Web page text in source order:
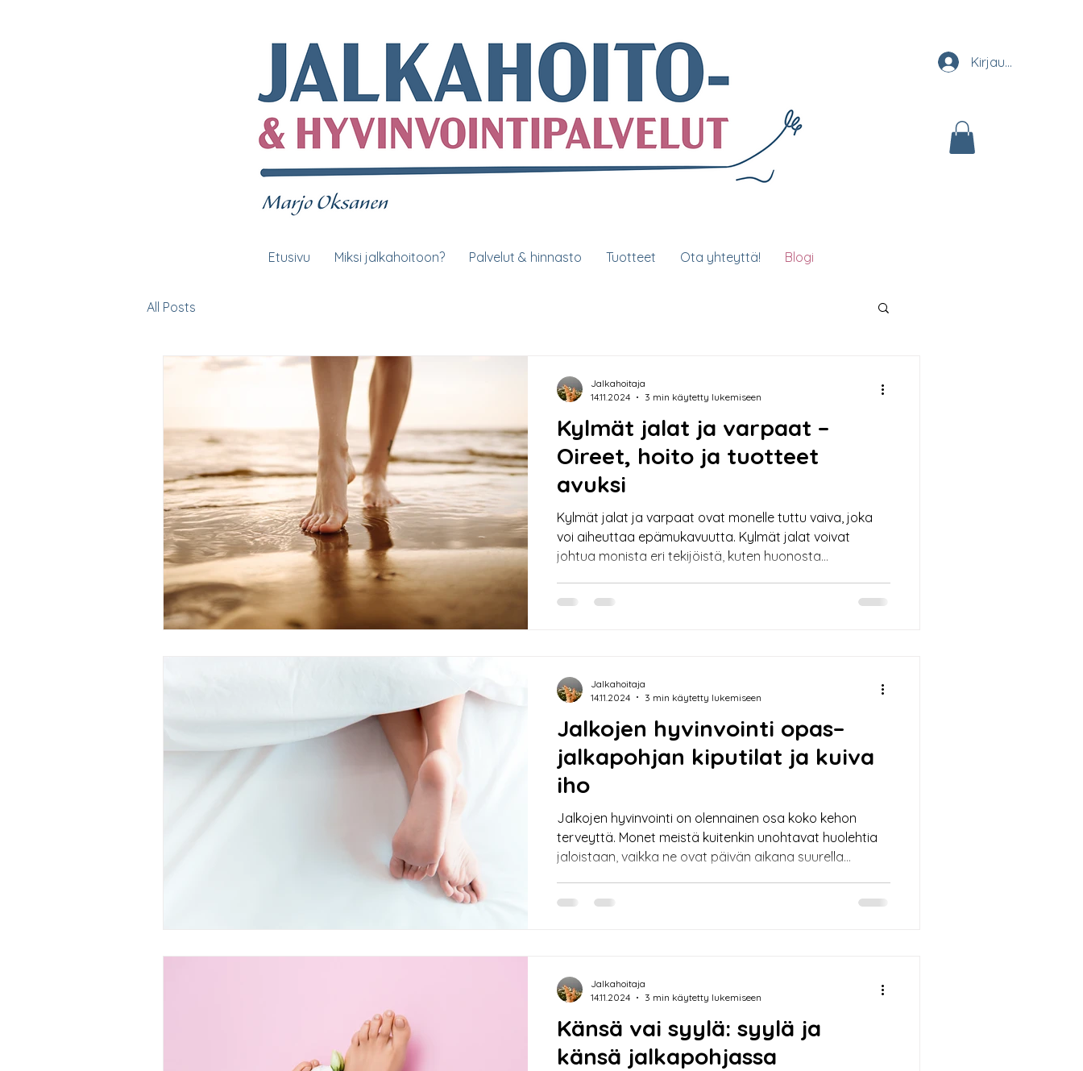
Kirjaudu
Etusivu Miksi jalkahoitoon? Palvelut & hinnasto Tuotteet Ota yhteyttä! Blogi
All Posts
Kylmät jalat ja varpaat –
Oireet, hoito ja tuotteet
avuksi
Kylmät jalat ja varpaat ovat monelle tuttu vaiva, joka
voi aiheuttaa epämukavuutta. Kylmät jalat voivat
johtua monista eri tekijöistä, kuten huonosta
Tässä artikkelissa käsittellään kylmien jalkojen ja
Jalkahoitaja
14.11.2024
3 min käytetty lukemiseen
Jalkojen hyvinvointi opas–
jalkapohjan kiputilat ja kuiva
iho
Jalkojen hyvinvointi on olennainen osa koko kehon
terveyttä. Monet meistä kuitenkin unohtavat huolehtia
jaloistaan, vaikka ne ovat päivän aikana suurella
kantapään kipu ja muut ongelmat voivat estää
Tässä artikkelissa
Jalkahoitaja
14.11.2024
3 min käytetty lukemiseen
Känsä vai syylä: syylä ja
känsä jalkapohjassa
Jalkahoitaja
14.11.2024
3 min käytetty lukemiseen